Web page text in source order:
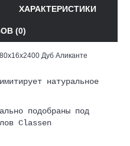
ХАРАКТЕРИСТИКИ
(0)
Дуб Аликанте
натуральное
подобраны под
Classen